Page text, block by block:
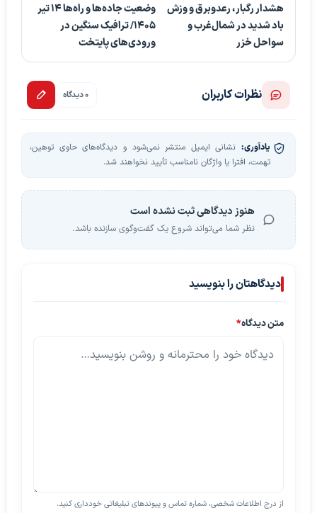
هشدار رگبار، رعدوبرق و وزش
باد شدید در شمال‌غرب و
سواحل خزر
وضعیت جاده‌ها و راه‌ها ۱۴ تیر
۱۴۰۵/ ترافیک سنگین در
ورودی‌های پایتخت
نظرات کاربران 0 دیدگاه
یادآوری: نشانی ایمیل منتشر نمی‌شود و دیدگاه‌های حاوی توهین،
تهمت، افترا یا واژگان نامناسب تأیید نخواهند شد.
هنوز دیدگاهی ثبت نشده است
نظر شما می‌تواند شروع یک گفت‌وگوی سازنده باشد.
دیدگاهتان را بنویسید
متن دیدگاه*
از درج اطلاعات شخصی، شماره تماس و پیوندهای تبلیغاتی خودداری کنید.